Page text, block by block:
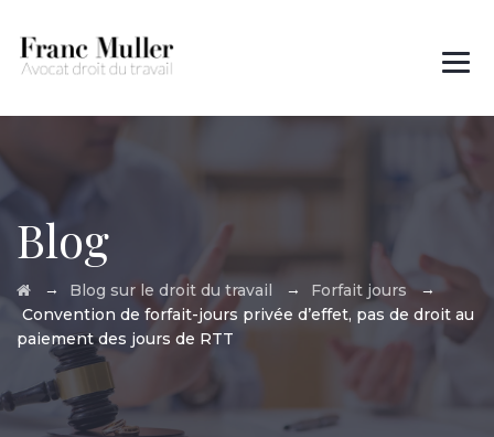
Blog
→ Blog sur le droit du travail → Forfait jours →
Convention de forfait-jours privée d’effet, pas de droit au
paiement des jours de RTT